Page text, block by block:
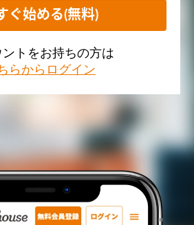
ぐ始める(無料)
ントをお持ちの方は
らからログイン